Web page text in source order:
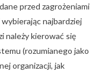
przed zagrożeniami
najbardziej
należy kierować się
(rozumianego jako
organizacji, jak